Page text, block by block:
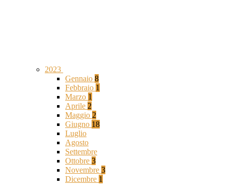
2023
Gennaio 8
Febbraio 1
Marzo 1
Aprile 2
Maggio 2
Giugno 18
Luglio
Agosto
Settembre
Ottobre 3
Novembre 3
Dicembre 1